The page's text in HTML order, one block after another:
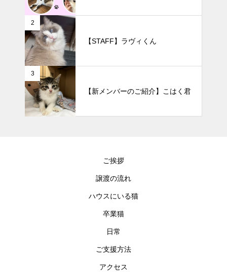
2
【STAFF】ラヴィくん
3
【新メンバーのご紹介】こはく君
ご挨拶
譲渡の流れ
ハウスにいる猫
卒業猫
日常
ご支援方法
アクセス